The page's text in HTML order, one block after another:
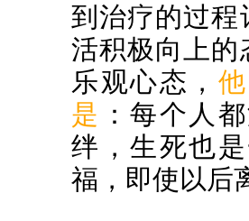
到治疗的过程
活积极向上的
乐观心态，
是 ：每个人
绊，生死也
福，即使以